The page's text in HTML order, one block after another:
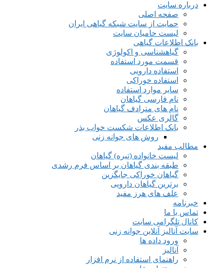
درباره سایت
صفحه اصلی
حمایت از سایت شبکه گیاهی ایران
لیست حامیان سایت
بانک اطلاعات گیاهی
گیاهشناسی و اکولوژی
قسمت مورد استفاده
استفاده دارویی
استفاده خوراکی
سایر موارد استفاده
نام فارسی گیاهان
نام های مترادف گیاهان
گالری عکس
بانک اطلاعات شکست خواب بذر
روش های جوانه زنی
مطالب مفید
لیست خانواده (تیره) گیاهان
طبقه بندی گیاهان بر اساس فرم رشدی
گیاهان خوراکی جایگزین
برترین گیاهان دارویی
علف های هرز مفید
خبرنامه
تماس با ما
کانال تلگرامی سایت
سایت آنالیز آنلاین جوانه زنی
ورود داده ها
آنالیز
راهنمای استفاده از نرم افزار